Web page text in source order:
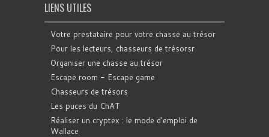
LIENS UTILES
Votre prestataire pour votre chasse au trésor
Pour les lecteurs, chasseurs de trésorsr
Organiser une chasse au trésor
Escape room - Escape game
Chasseurs de trésors
Les puces du ChAT
Réaliser un cryptex : le mode d'emploi de
Wallace